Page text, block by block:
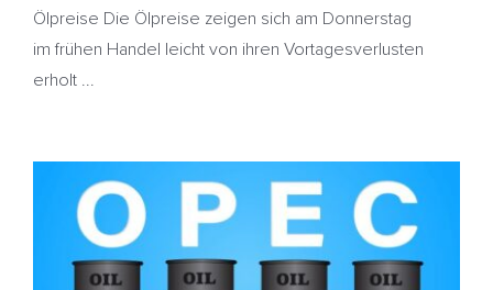
Ölpreise Die Ölpreise zeigen sich am Donnerstag
im frühen Handel leicht von ihren Vortagesverlusten
erholt ...
OPEC will Ölförderung länger steigern – US-Ölvorräte
deutlich gesunken – Heizöl günstiger